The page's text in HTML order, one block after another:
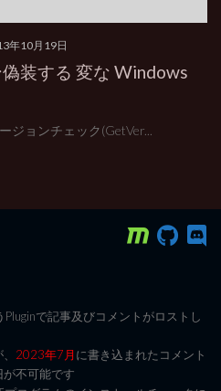
年10月19日
装する 変な Windows
ジョンチェック(GetVer...
Pluginで記事及びコメントがロストし
2023年7月に書き込まれたコメント
不可能です